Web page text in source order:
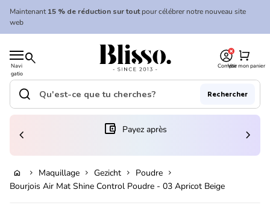
Skip to content
Maintenant15 % de réduction sur toutpour célébrer notre nouveau site
web
Navi
gatio
n
mobil
search
Accueil
CompteVoir mon panier
shopping_cart
Accueil
Recherche"
search Rechercher
(le lien s'ouvre dans un nouvel onglet/fenêtre)
account_balance_wallet Payez après
chevron_left chevron_right
home chevron_right Maquillage chevron_right Gezicht chevron_right Poudre chevron_right
Bourjois Air Mat Shine Control Poudre - 03 Apricot Beige